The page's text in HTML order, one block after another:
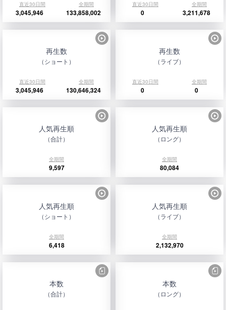
直近30日間 全期間
3,045,946 133,858,002
直近30日間 全期間
0 3,211,678
再生数
（ショート）
直近30日間 全期間
3,045,946 130,646,324
再生数
（ライブ）
直近30日間 全期間
0 0
人気再生順
（合計）
全期間
9,597
人気再生順
（ロング）
全期間
80,084
人気再生順
（ショート）
全期間
6,418
人気再生順
（ライブ）
全期間
2,132,970
本数
（合計）
本数
（ロング）